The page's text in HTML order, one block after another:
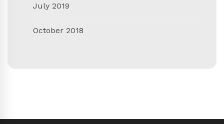
July 2019
October 2018